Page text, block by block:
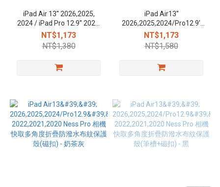
iPad Air 13'' 2026,2025,
2024 / iPad Pro 12.9'' 2022,
2021, 2020 Youth相機快取
透明防摔殼(筆槽)-曜黑
NT$1,173
NT$1,380
iPad Air13''
2026,2025,2024/Pro12.9''
2022,2021,2020 Ness Pro 相
機快取多角度折疊防潑水布
紋保護殼(磁扣) - 粉
NT$1,173
NT$1,580